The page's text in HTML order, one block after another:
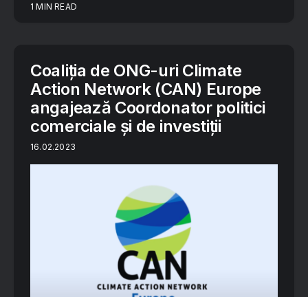
1 MIN READ
Coaliția de ONG-uri Climate
Action Network (CAN) Europe
angajează Coordonator politici
comerciale și de investiții
16.02.2023